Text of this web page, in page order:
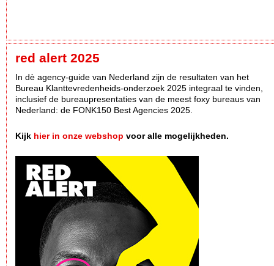
red alert 2025
In dè agency-guide van Nederland zijn de resultaten van het
Bureau Klanttevredenheids-onderzoek 2025 integraal te vinden,
inclusief de bureaupresentaties van de meest foxy bureaus van
Nederland: de FONK150 Best Agencies 2025.
Kijk hier in onze webshop voor alle mogelijkheden.